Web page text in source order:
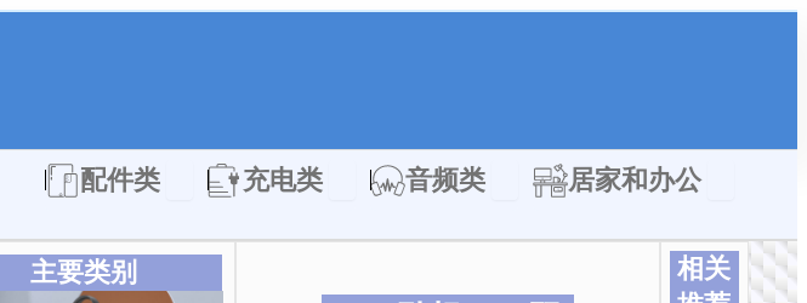
配件类 Open 配件类充电类 Open 充电类音频类 Open 音频类居家和办公
主要类别
相关